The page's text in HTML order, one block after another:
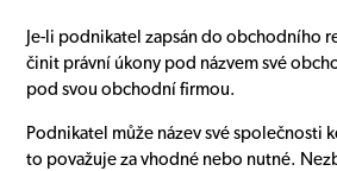
Je-li podnikatel zapsán do obchodního
činit právní úkony pod názvem své
pod svou obchodní firmou.
Podnikatel může název své společnosti
to považuje za vhodné nebo nutné.